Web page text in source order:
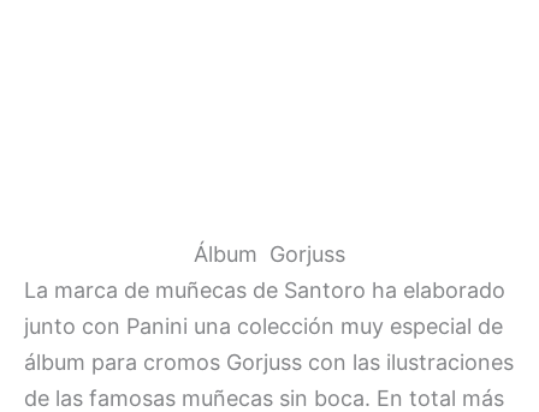
Álbum Gorjuss
La marca de muñecas de Santoro ha elaborado
junto con Panini una colección muy especial de
álbum para cromos Gorjuss con las ilustraciones
de las famosas muñecas sin boca. En total más